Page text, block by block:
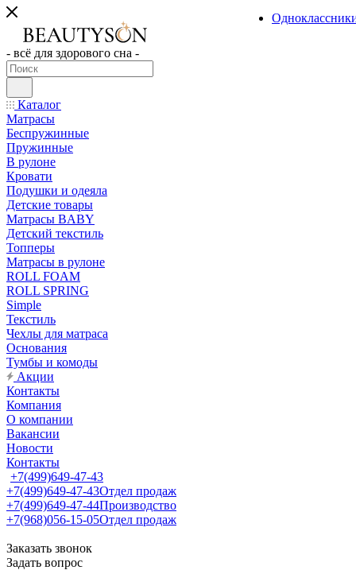
- всё для здорового сна -
Каталог
Матрасы
Беспружинные
Пружинные
В рулоне
Кровати
Подушки и одеяла
Детские товары
Матрасы BABY
Детский текстиль
Топперы
Матрасы в рулоне
ROLL FOAM
ROLL SPRING
Simple
Текстиль
Чехлы для матраса
Основания
Тумбы и комоды
Акции
Контакты
Компания
О компании
Вакансии
Новости
Контакты
+7(499)649-47-43
+7(499)649-47-43Отдел продаж
+7(499)649-47-44Производство
+7(968)056-15-05Отдел продаж
Заказать звонок
Задать вопрос